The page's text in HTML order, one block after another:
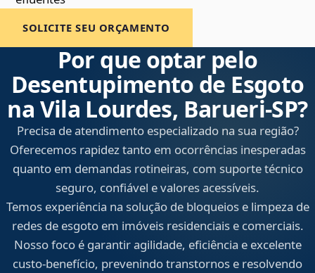
SOLICITE SEU ORÇAMENTO
Por que optar pelo
Desentupimento de Esgoto
na Vila Lourdes, Barueri‑SP?
Precisa de atendimento especializado na sua região?
Oferecemos rapidez tanto em ocorrências inesperadas
quanto em demandas rotineiras, com suporte técnico
seguro, confiável e valores acessíveis.
Temos experiência na solução de bloqueios e limpeza de
redes de esgoto em imóveis residenciais e comerciais.
Nosso foco é garantir agilidade, eficiência e excelente
custo-benefício, prevenindo transtornos e resolvendo